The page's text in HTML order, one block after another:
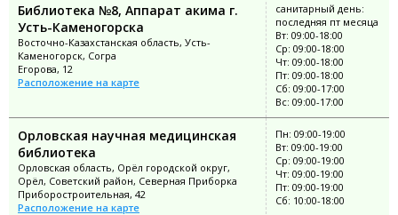
Библиотека №8, Аппарат акима г.
Усть-Каменогорска
Восточно-Казахстанская область, Усть-
Каменогорск, Согра
Егорова, 12
Расположение на карте
санитарный день:
последняя пт месяца
Вт: 09:00-18:00
Ср: 09:00-18:00
Чт: 09:00-18:00
Пт: 09:00-18:00
Сб: 09:00-17:00
Вс: 09:00-17:00
Орловская научная медицинская
библиотека
Орловская область, Орёл городской округ,
Орёл, Советский район, Северная Приборка
Приборостроительная, 42
Расположение на карте
Пн: 09:00-19:00
Вт: 09:00-19:00
Ср: 09:00-19:00
Чт: 09:00-19:00
Пт: 09:00-19:00
Сб: 10:00-18:00